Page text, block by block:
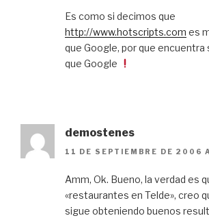
Es como si decimos que
http://www.hotscripts.com es
que Google, por que
que Google
demostenes
11 DE SEPTIEMBRE DE 2006
Amm, Ok. Bueno, la verdad es
«restaurantes en Telde», creo
sigue obteniendo buenos